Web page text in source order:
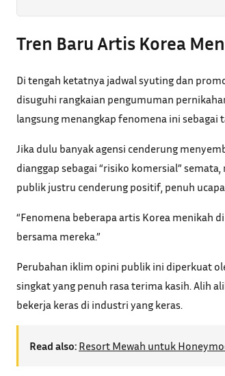
Tren Baru Artis Korea
Di tengah ketatnya jadwal syuting dan
disuguhi rangkaian pengumuman
langsung menangkap fenomena ini
Jika dulu banyak agensi cenderung
dianggap sebagai “risiko komersial”
publik justru cenderung positif, penuh
“Fenomena beberapa artis Korea menikah
bersama mereka.”
Perubahan iklim opini publik ini diperkuat
singkat yang penuh rasa terima kasih. Alih
bekerja keras di industri yang keras.
Read also: Resort Mewah untuk